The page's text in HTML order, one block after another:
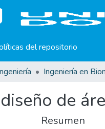
del repositorio
Ingeniería en
de
Resumen